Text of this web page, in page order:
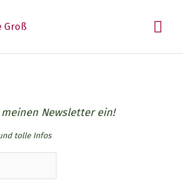
Newsletter ein!
tolle Infos